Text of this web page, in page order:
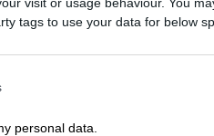
tags to use your data for below
personal data.
Τσίπρα
επίθεση του πρώην